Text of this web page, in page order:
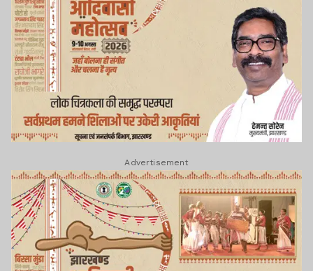
Advertisement